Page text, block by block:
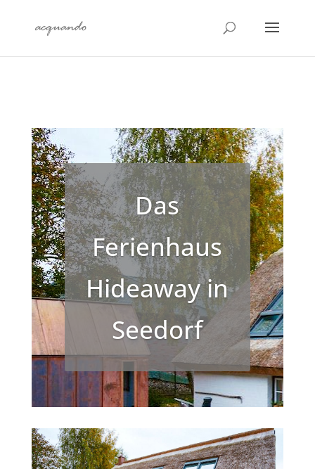
Das
Ferienhaus
Hideaway in
Seedorf